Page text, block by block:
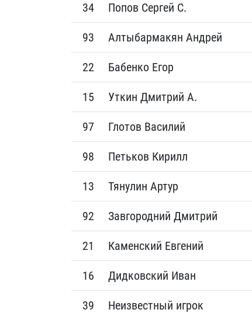
34 Попов Сергей С.
93 Алтыбармакян Андрей
22 Бабенко Егор
15 Уткин Дмитрий А.
97 Глотов Василий
98 Петьков Кирилл
13 Тянулин Артур
92 Завгородний Дмитрий
21 Каменский Евгений
16 Дидковский Иван
39 Неизвестный игрок